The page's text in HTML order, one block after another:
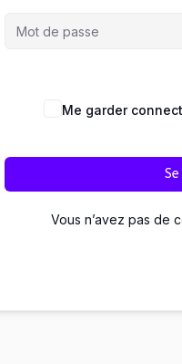
Me garder
Vous n’avez pas de